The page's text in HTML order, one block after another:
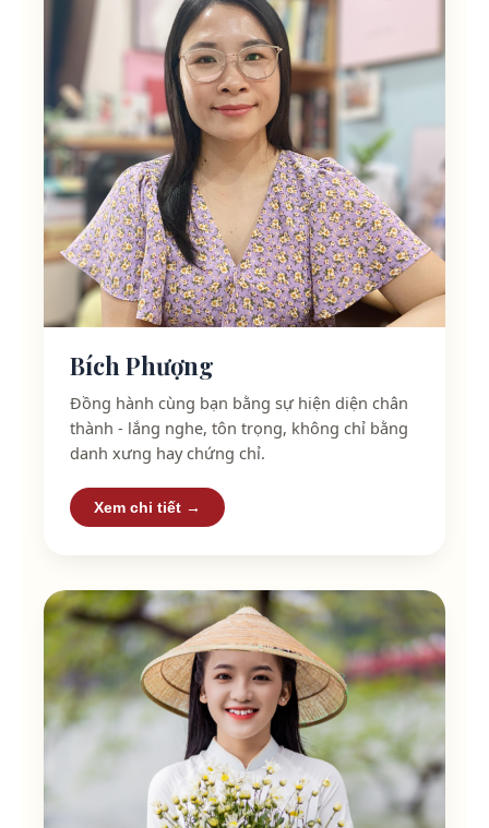
Bích Phượng
Đồng hành cùng bạn bằng sự hiện diện chân
thành - lắng nghe, tôn trọng, không chỉ bằng
danh xưng hay chứng chỉ.
Xem chi tiết →